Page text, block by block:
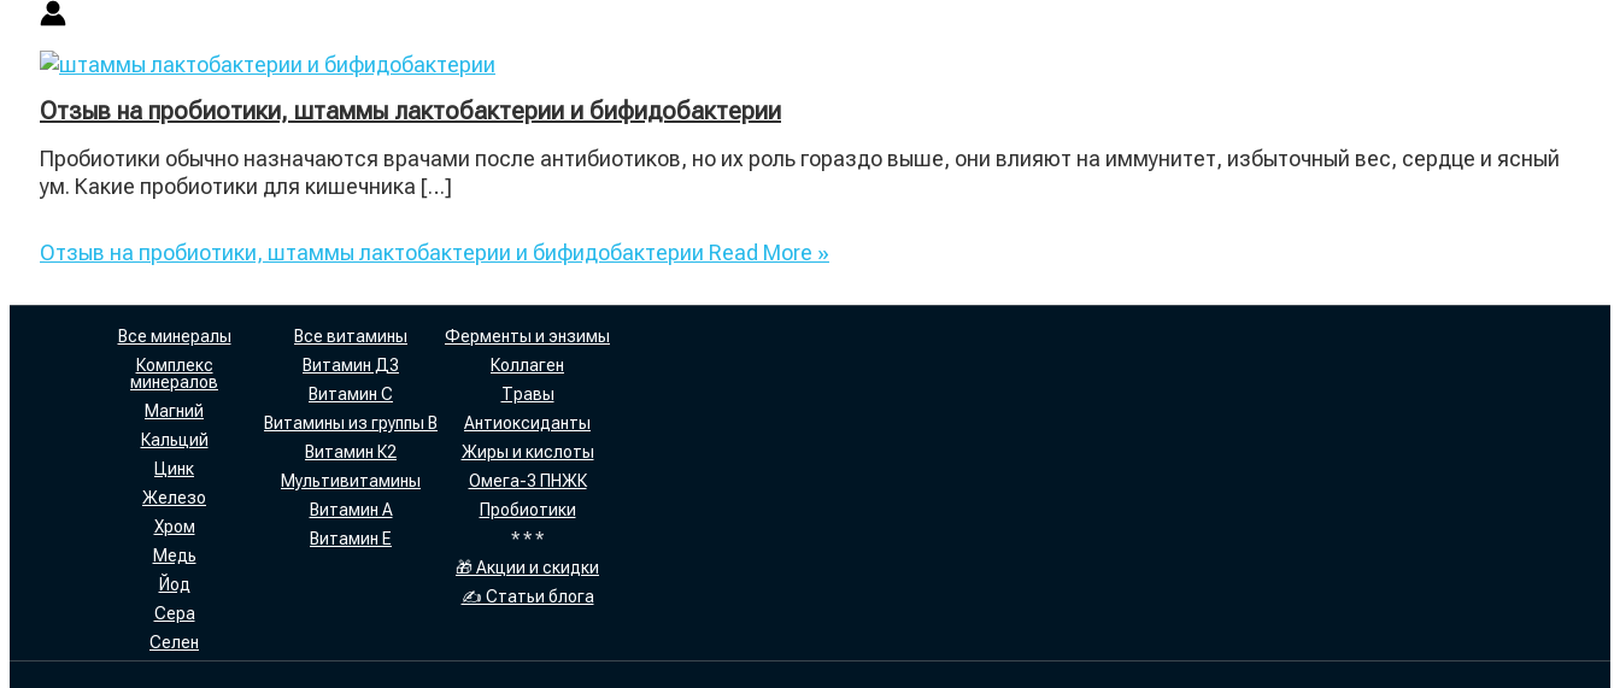
Отзыв на пробиотики, штаммы лактобактерии и бифидобактерии
Пробиотики обычно назначаются врачами после антибиотиков, но их роль гораздо выше, они влияют на иммунитет, избыточный вес, сердце и ясный
ум. Какие пробиотики для кишечника […]
Отзыв на пробиотики, штаммы лактобактерии и бифидобактерии Read More »
Все минералы
Комплекс
минералов
Магний
Кальций
Цинк
Железо
Хром
Медь
Йод
Сера
Селен
Все витамины
Витамин Д3
Витамин С
Витамины из группы В
Витамин К2
Мультивитамины
Витамин А
Витамин Е
Ферменты и энзимы
Коллаген
Травы
Антиоксиданты
Жиры и кислоты
Омега-3 ПНЖК
Пробиотики
* * *
🎁 Акции и скидки
✍ Статьи блога